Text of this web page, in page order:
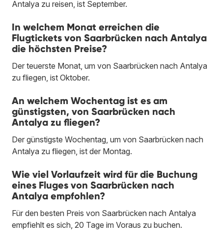
Antalya zu reisen, ist September.
In welchem Monat erreichen die
Flugtickets von Saarbrücken nach Antalya
die höchsten Preise?
Der teuerste Monat, um von Saarbrücken nach Antalya
zu fliegen, ist Oktober.
An welchem Wochentag ist es am
günstigsten, von Saarbrücken nach
Antalya zu fliegen?
Der günstigste Wochentag, um von Saarbrücken nach
Antalya zu fliegen, ist der Montag.
Wie viel Vorlaufzeit wird für die Buchung
eines Fluges von Saarbrücken nach
Antalya empfohlen?
Für den besten Preis von Saarbrücken nach Antalya
empfiehlt es sich, 20 Tage im Voraus zu buchen.